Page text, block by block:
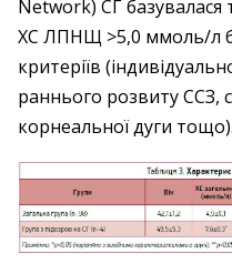
Network) СГ базувалася
ХС ЛПНЩ >5,0 ммоль/л
критеріїв
раннього розвиту ССЗ,
корнеальної дуги тощо).